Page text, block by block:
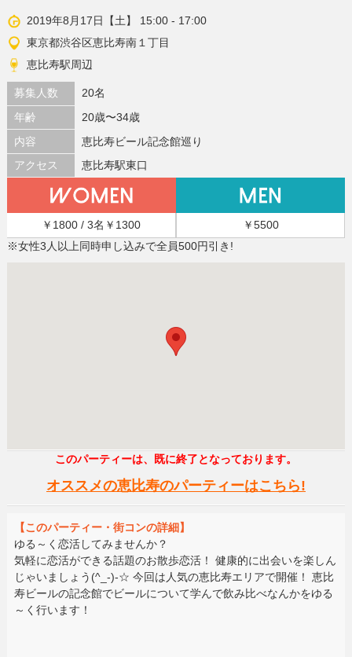
2019年8月17日【土】 15:00 - 17:00
東京都渋谷区恵比寿南１丁目
恵比寿駅周辺
募集人数
20名
年齢
20歳〜34歳
内容
恵比寿ビール記念館巡り
アクセス
恵比寿駅東口
￥1800 / 3名￥1300
￥5500
※女性3人以上同時申し込みで全員500円引き!
このパーティーは、既に終了となっております。
オススメの恵比寿のパーティーはこちら!
【このパーティー・街コンの詳細】
ゆる～く恋活してみませんか？
気軽に恋活ができる話題のお散歩恋活！ 健康的に出会いを楽しん
じゃいましょう(^_-)-☆ 今回は人気の恵比寿エリアで開催！ 恵比
寿ビールの記念館でビールについて学んで飲み比べなんかをゆる
～く行います！